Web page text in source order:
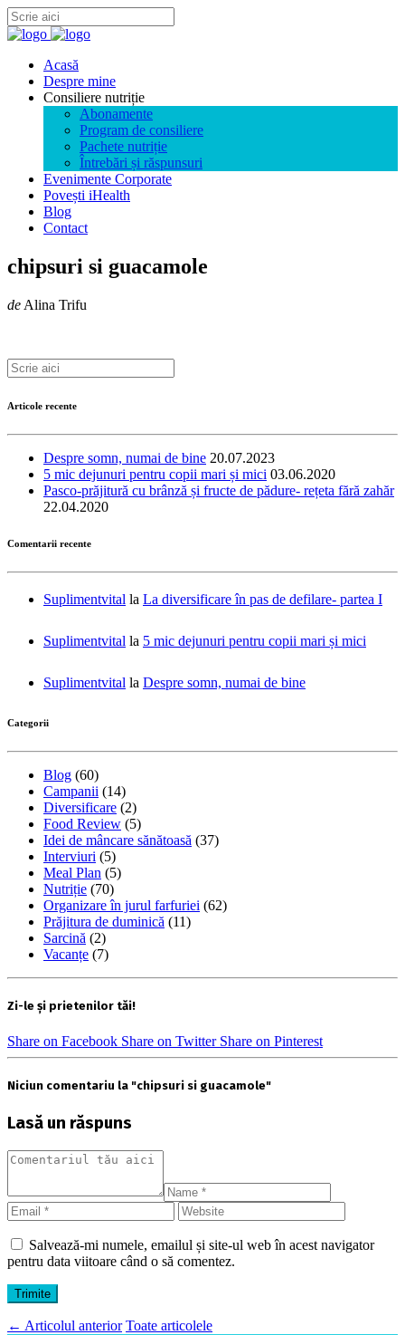
Acasă
Despre mine
Consiliere nutriție
Abonamente
Program de consiliere
Pachete nutriție
Întrebări și răspunsuri
Evenimente Corporate
Povești iHealth
Blog
Contact
chipsuri si guacamole
de Alina Trifu
Articole recente
Despre somn, numai de bine 20.07.2023
5 mic dejunuri pentru copii mari și mici 03.06.2020
Pasco-prăjitură cu brânză și fructe de pădure- rețeta fără zahăr
22.04.2020
Comentarii recente
Suplimentvital la La diversificare în pas de defilare- partea I
Suplimentvital la 5 mic dejunuri pentru copii mari și mici
Suplimentvital la Despre somn, numai de bine
Categorii
Blog (60)
Campanii (14)
Diversificare (2)
Food Review (5)
Idei de mâncare sănătoasă (37)
Interviuri (5)
Meal Plan (5)
Nutriție (70)
Organizare în jurul farfuriei (62)
Prăjitura de duminică (11)
Sarcină (2)
Vacanțe (7)
Zi-le și prietenilor tăi!
Share on Facebook Share on Twitter Share on Pinterest
Niciun comentariu la "chipsuri si guacamole"
Lasă un răspuns
Salvează-mi numele, emailul și site-ul web în acest navigator
pentru data viitoare când o să comentez.
← Articolul anterior Toate articolele